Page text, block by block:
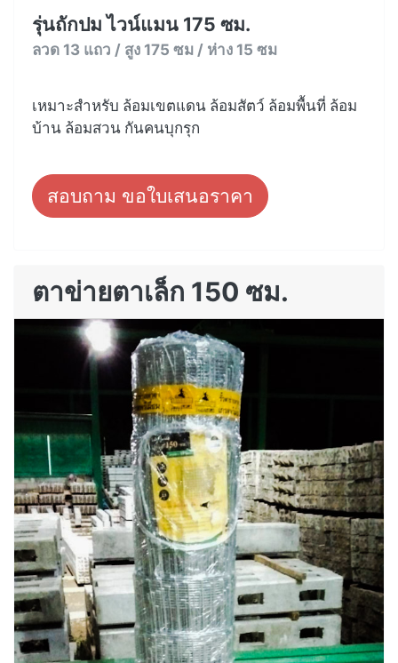
รุ่นถักปม ไวน์แมน 175 ซม.
ลวด 13 แถว / สูง 175 ซม / ห่าง 15 ซม
เหมาะสำหรับ ล้อมเขตแดน ล้อมสัตว์ ล้อมพื้นที่ ล้อม
บ้าน ล้อมสวน กันคนบุกรุก
สอบถาม ขอใบเสนอราคา
ตาข่ายตาเล็ก 150 ซม.